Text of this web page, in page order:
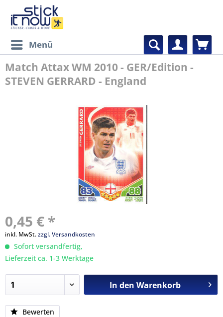
Menü
Match Attax WM 2010 - GER/Edition -
STEVEN GERRARD - England
0,45 € *
inkl. MwSt.zzgl. Versandkosten
Sofort versandfertig,
Lieferzeit ca. 1-3 Werktage
In den Warenkorb
Bewerten